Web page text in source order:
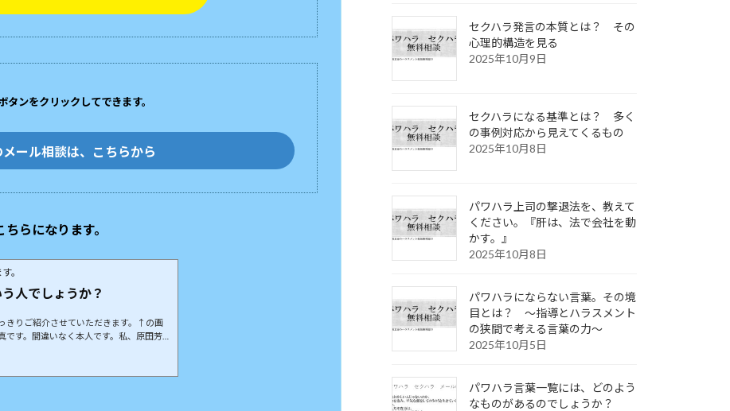
タンをクリックしてできます。
ール相談は、こちらから
らになります。
。
人でしょうか？
きりご紹介させていただきます。↑の画
す。間違いなく本人です。私、原田芳裕
場環境改善工房の代表です。出身大学
セクハラ発言の本質とは？ その
心理的構造を見る
2025年10月9日
セクハラになる基準とは？ 多く
の事例対応から見えてくるもの
2025年10月8日
パワハラ上司の撃退法を、教えて
ください。『肝は、法で会社を動
かす。』
2025年10月8日
パワハラにならない言葉。その境
目とは？ ～指導とハラスメント
の狭間で考える言葉の力～
2025年10月5日
パワハラ言葉一覧には、どのよう
なものがあるのでしょうか？